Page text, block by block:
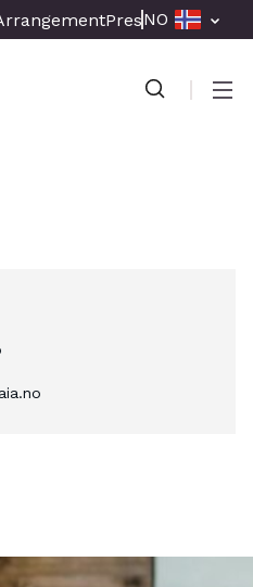
Presse & Media
NO